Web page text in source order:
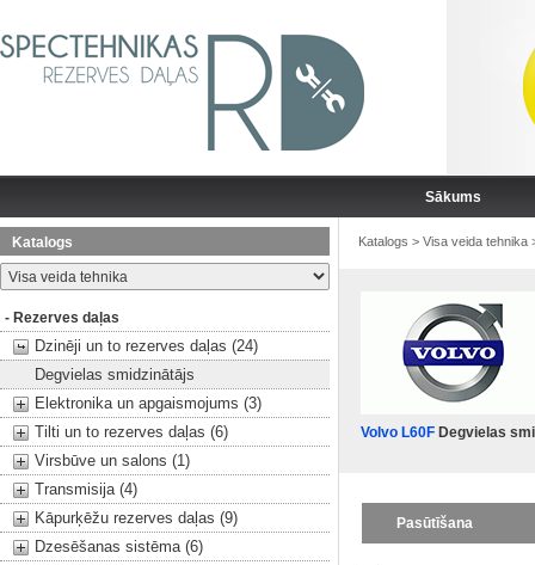
Sākums
Katalogs
- Rezerves daļas
Dzinēji un to rezerves daļas (24)
Degvielas smidzinātājs
Elektronika un apgaismojums (3)
Tilti un to rezerves daļas (6)
Virsbūve un salons (1)
Transmisija (4)
Kāpurķēžu rezerves daļas (9)
Dzesēšanas sistēma (6)
Katalogs > Visa veida tehnika
Volvo L60F Degvielas
Pasūtīšana